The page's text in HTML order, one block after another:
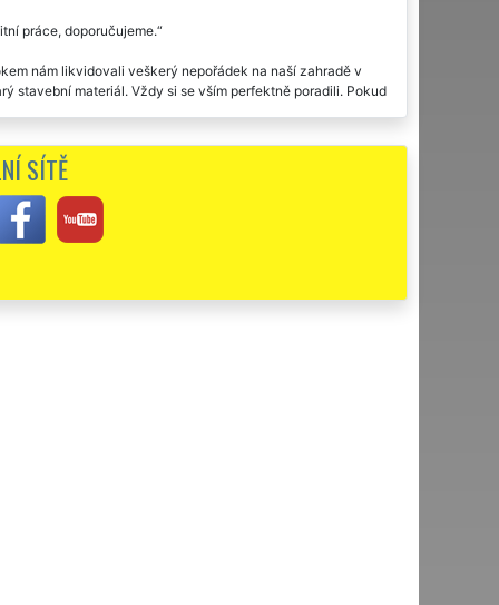
práce, doporučujeme.
nám likvidovali veškerý nepořádek na naší zahradě v
stavební materiál. Vždy si se vším perfektně poradili. Pokud
tuto společnost. Byli jsme naprosto spokojeni s jejich
v Nymburce. Moc se mi líbilo, že jste odvezli a zlikvidovali
SÍTĚ